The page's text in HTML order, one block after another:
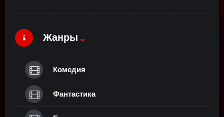
Жанры
Комедия
Фантастика